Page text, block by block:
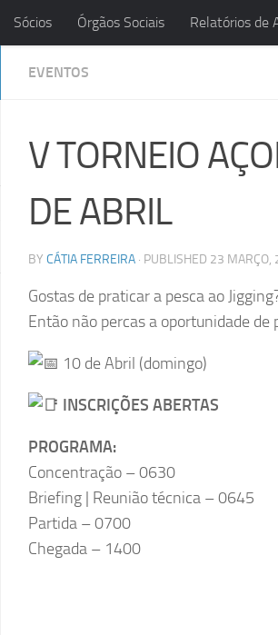
Sócios Órgãos Sociais Relatórios de
EVENTOS
V TORNEIO
DE ABRIL
BY CÁTIA FERREIRA · PUBLISHED 23 MARÇO,
Gostas de praticar a pesca ao
Então não percas a oportunidade
10 de Abril (domingo)
INSCRIÇÕES ABERTAS
PROGRAMA:
Concentração – 0630
Briefing | Reunião técnica – 0645
Partida – 0700
Chegada – 1400